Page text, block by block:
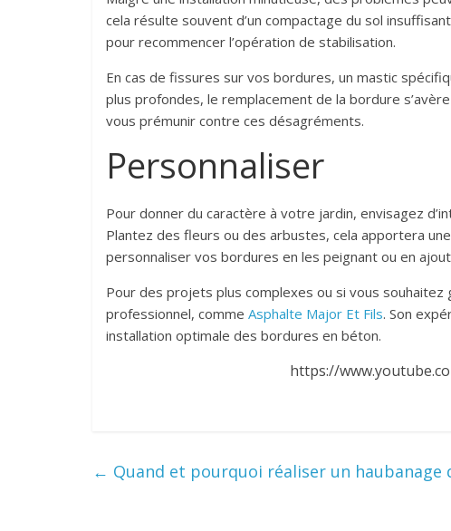
cela résulte souvent d’un compactage du sol
pour recommencer l’opération de stabilisation.
En cas de fissures sur vos bordures, un mastic
plus profondes, le remplacement de la bordure
vous prémunir contre ces désagréments.
Personnaliser
Pour donner du caractère à votre jardin, envisagez
Plantez des fleurs ou des arbustes, cela apportera
personnaliser vos bordures en les peignant ou en
Pour des projets plus complexes ou si vous souhaitez
professionnel, comme Asphalte Major Et Fils. Son
installation optimale des bordures en béton.
https://
← Quand et pourquoi réaliser un haubanage